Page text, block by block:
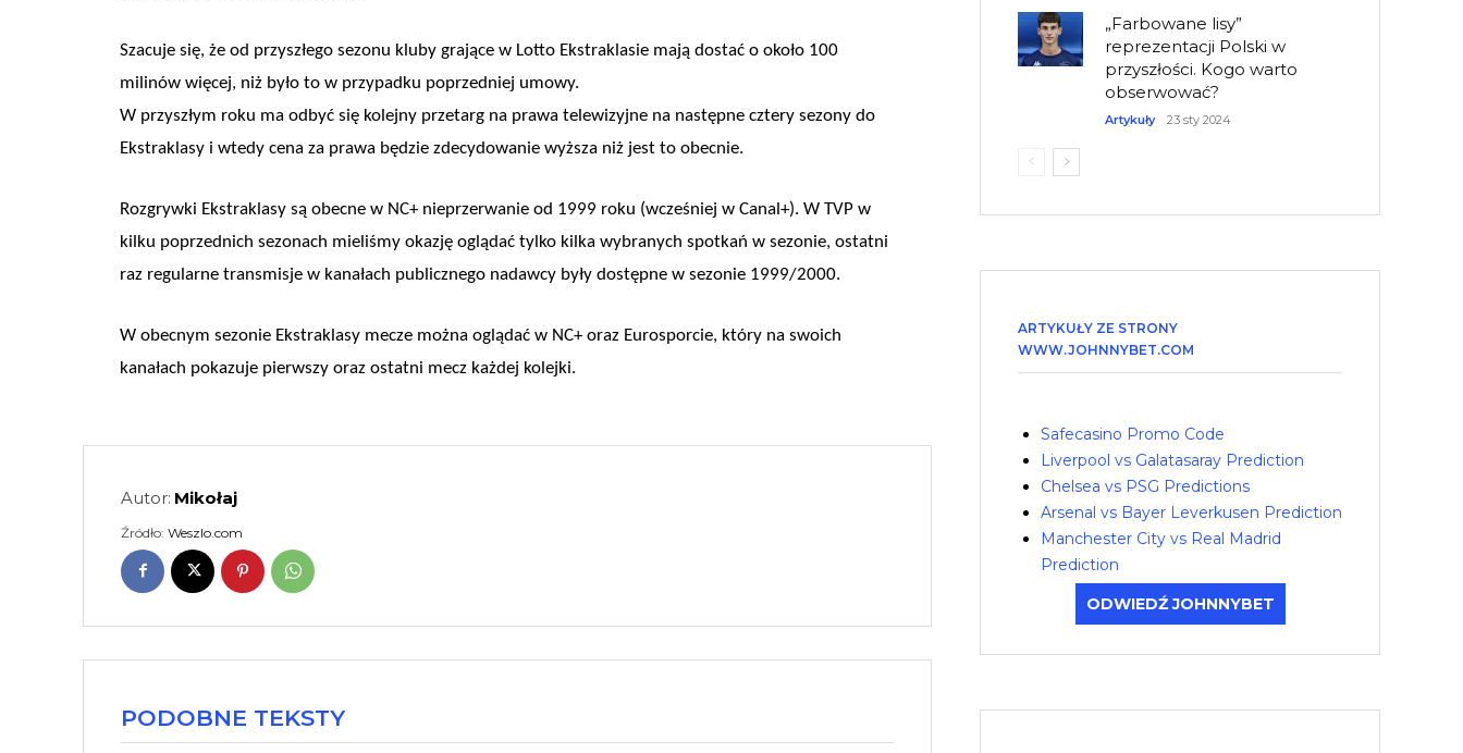
Szacuje się, że od przyszłego sezonu kluby grające w Lotto Ekstraklasie mają dostać o około 100
milinów więcej, niż było to w przypadku poprzedniej umowy.
W przyszłym roku ma odbyć się kolejny przetarg na prawa telewizyjne na następne cztery sezony do
Ekstraklasy i wtedy cena za prawa będzie zdecydowanie wyższa niż jest to obecnie.
Rozgrywki Ekstraklasy są obecne w NC+ nieprzerwanie od 1999 roku (wcześniej w Canal+). W TVP w
kilku poprzednich sezonach mieliśmy okazję oglądać tylko kilka wybranych spotkań w sezonie, ostatni
raz regularne transmisje w kanałach publicznego nadawcy były dostępne w sezonie 1999/2000.
W obecnym sezonie Ekstraklasy mecze można oglądać w NC+ oraz Eurosporcie, który na swoich
kanałach pokazuje pierwszy oraz ostatni mecz każdej kolejki.
Autor: Mikołaj
Źródło: Weszlo.com
PODOBNE TEKSTY
„Farbowane lisy”
reprezentacji Polski w
przyszłości. Kogo warto
obserwować?
Artykuły 23 sty 2024
ARTYKUŁY ZE STRONY
WWW.JOHNNYBET.COM
Safecasino Promo Code
Liverpool vs Galatasaray Prediction
Chelsea vs PSG Predictions
Arsenal vs Bayer Leverkusen Prediction
Manchester City vs Real Madrid
Prediction
ODWIEDŹ JOHNNYBET